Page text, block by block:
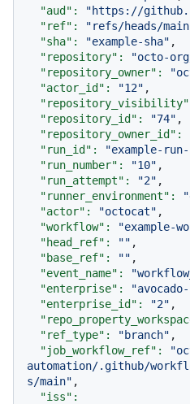
"aud":
"https://
"ref":
"refs/heads/
"sha":
"example-sha" ,
"repository":
"octo-
"repository_owner":
"actor_id":
"12" ,
"repository_id":
"74" ,
"repository_owner_id":
"run_id":
"example-
"run_number":
"10" ,
"run_attempt":
"2" ,
"runner_environment":
"actor":
"octocat" ,
"workflow":
"example-
"head_ref":
"" ,
"base_ref":
"" ,
"event_name":
"enterprise":
"enterprise_id":
"2" ,
"ref_type":
"branch" ,
"job_workflow_ref":
automation/.github/
s/main" ,
"iss":